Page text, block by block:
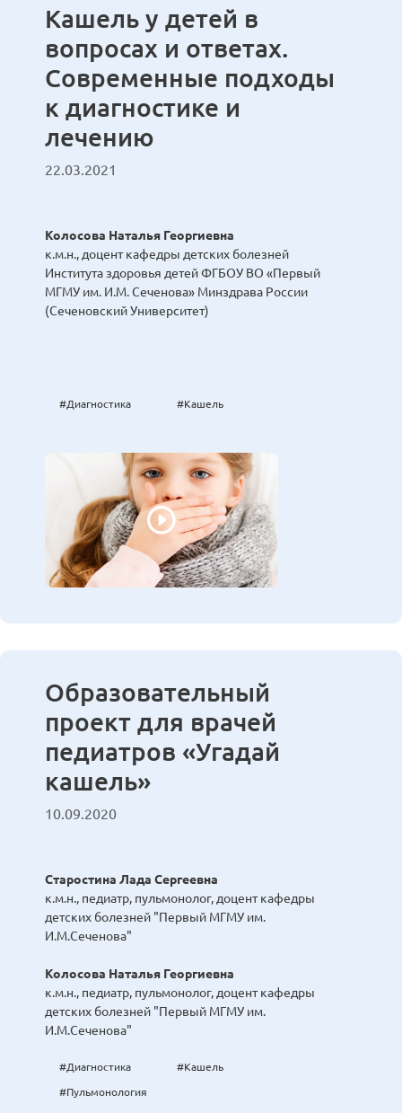
Кашель у детей в
вопросах и ответах.
Современные подходы
к диагностике и
лечению
22.03.2021
Колосова Наталья Георгиевна
к.м.н., доцент кафедры детских болезней
Института здоровья детей ФГБОУ ВО «Первый
МГМУ им. И.М. Сеченова» Минздрава России
(Сеченовский Университет)
#Диагностика #Кашель
Образовательный
проект для врачей
педиатров «Угадай
кашель»
10.09.2020
Старостина Лада Сергеевна
к.м.н., педиатр, пульмонолог, доцент кафедры
детских болезней "Первый МГМУ им.
И.М.Сеченова"
Колосова Наталья Георгиевна
к.м.н., педиатр, пульмонолог, доцент кафедры
детских болезней "Первый МГМУ им.
И.М.Сеченова"
#Диагностика #Кашель
#Пульмонология